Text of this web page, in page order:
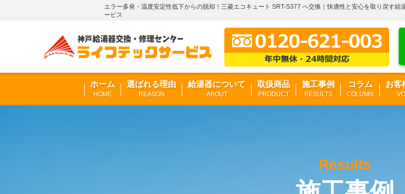
エラー多発・温度安定性低下からの脱却！三菱エコキュート SRT-S377 へ交換｜快適性と安心を取り戻す
ービス
ホーム
HOME
選ばれる理由
REASON
給湯器について
ABOUT
取扱商品
PRODUCT
施工事例
RESULTS
コラム
COLUMN
お客
Results